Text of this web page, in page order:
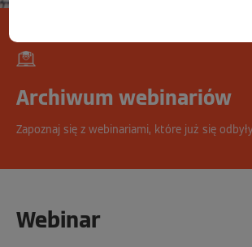
Archiwum webinariów
Zapoznaj się z webinariami, które już się
Webinar